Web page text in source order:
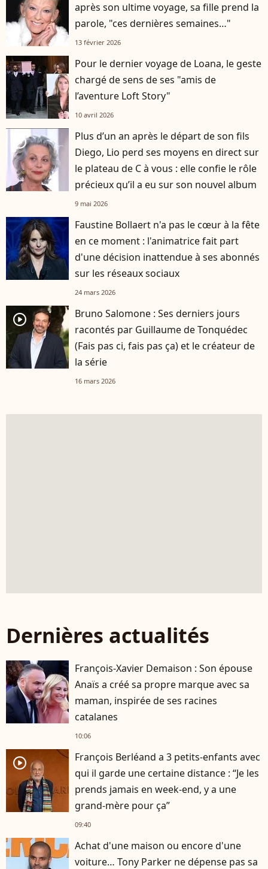
après son ultime voyage, sa fille prend la
parole, "ces dernières semaines…"
13 février 2026
Pour le dernier voyage de Loana, le geste
chargé de sens de ses "amis de
l’aventure Loft Story"
10 avril 2026
player2
Plus d’un an après le départ de son fils
Diego, Lio perd ses moyens en direct sur
le plateau de C à vous : elle confie le rôle
précieux qu’il a eu sur son nouvel album
9 mai 2026
Faustine Bollaert n'a pas le cœur à la fête
en ce moment : l'animatrice fait part
d'une décision inattendue à ses abonnés
sur les réseaux sociaux
24 mars 2026
player2
Bruno Salomone : Ses derniers jours
racontés par Guillaume de Tonquédec
(Fais pas ci, fais pas ça) et le créateur de
la série
16 mars 2026
Dernières actualités
François-Xavier Demaison : Son épouse
Anaïs a créé sa propre marque avec sa
maman, inspirée de ses racines
catalanes
10:06
player2
François Berléand a 3 petits-enfants avec
qui il garde une certaine distance : “Je les
prends jamais en week-end, y a une
grand-mère pour ça”
09:40
Achat d'une maison ou encore d'une
voiture… Tony Parker ne dépense pas sa